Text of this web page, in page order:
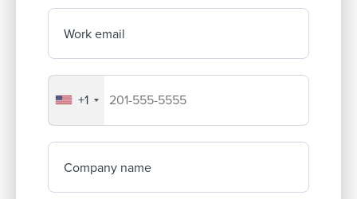
Work email
Your company's phone number
+1
Company name